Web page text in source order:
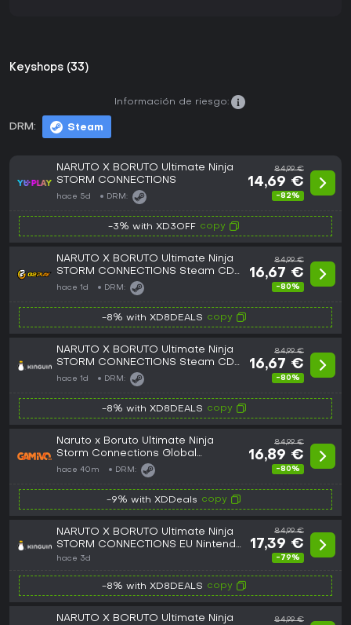
Keyshops (33)
DRM: Steam
Información de riesgo:
NARUTO X BORUTO Ultimate Ninja
STORM CONNECTIONS
hace 5d DRM:
84,99 €
14,69 €
-82%
-3% with XD3OFF copy
NARUTO X BORUTO Ultimate Ninja
STORM CONNECTIONS Steam CD
Key
hace 1d DRM:
84,99 €
16,67 €
-80%
-8% with XD8DEALS copy
NARUTO X BORUTO Ultimate Ninja
STORM CONNECTIONS Steam CD
Key
hace 1d DRM:
84,99 €
16,67 €
-80%
-8% with XD8DEALS copy
Naruto x Boruto Ultimate Ninja
Storm Connections Global
(Steam)
hace 40m DRM:
84,99 €
16,89 €
-80%
-9% with XDDeals copy
NARUTO X BORUTO Ultimate Ninja
STORM CONNECTIONS EU Nintendo
Switch CD Key
hace 3d
84,99 €
17,39 €
-79%
-8% with XD8DEALS copy
NARUTO X BORUTO Ultimate Ninja
84,99 €